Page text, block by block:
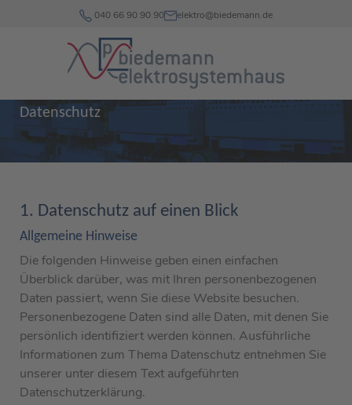
040 66 90 90 90 elektro@biedemann.de
Datenschutz
1. Datenschutz auf einen Blick
Allgemeine Hinweise
Die folgenden Hinweise geben einen einfachen
Überblick darüber, was mit Ihren personenbezogenen
Daten passiert, wenn Sie diese Website besuchen.
Personenbezogene Daten sind alle Daten, mit denen Sie
persönlich identifiziert werden können. Ausführliche
Informationen zum Thema Datenschutz entnehmen Sie
unserer unter diesem Text aufgeführten
Datenschutzerklärung.